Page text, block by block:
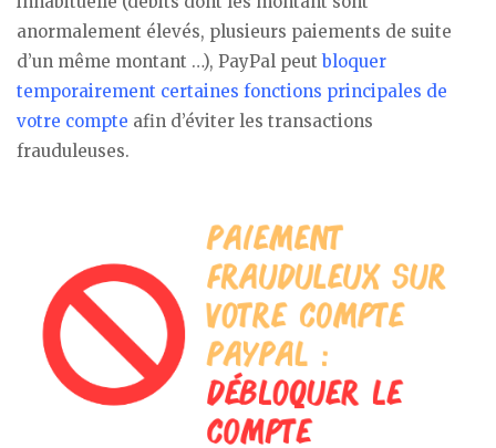
anormalement élevés, plusieurs paiements de suite
d’un même montant …), PayPal peutbloquer
temporairement certaines fonctions principales de
votre compte afin d’éviter les transactions
frauduleuses.